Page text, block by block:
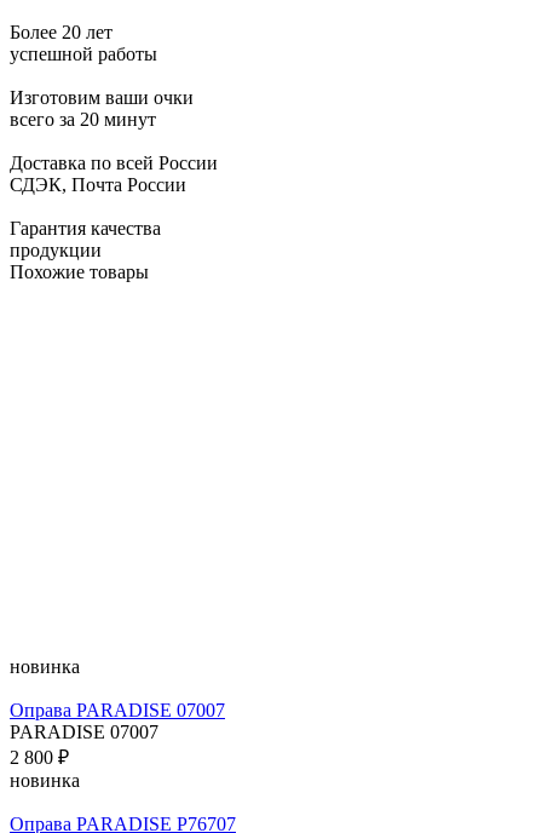
Более 20 лет
успешной работы
Изготовим ваши очки
всего за 20 минут
Доставка по всей России
СДЭК, Почта России
Гарантия качества
продукции
Похожие товары
новинка
Оправа PARADISE 07007
PARADISE 07007
2 800 ₽
новинка
Оправа PARADISE P76707